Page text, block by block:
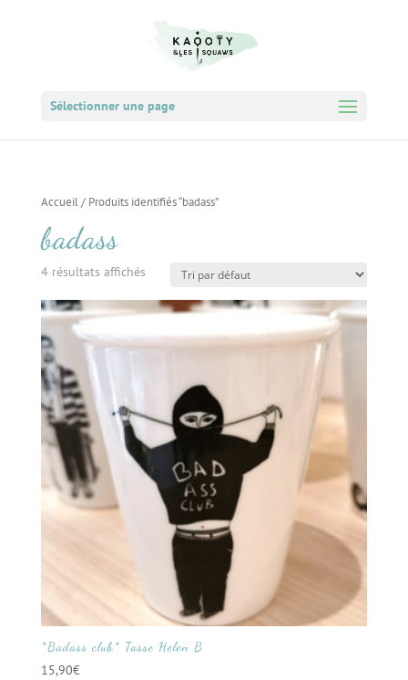
Sélectionner une page
Accueil/ Produits identifiés “badass”
badass
4 résultats affichés
*Badass club* Tasse Helen B
15,90€